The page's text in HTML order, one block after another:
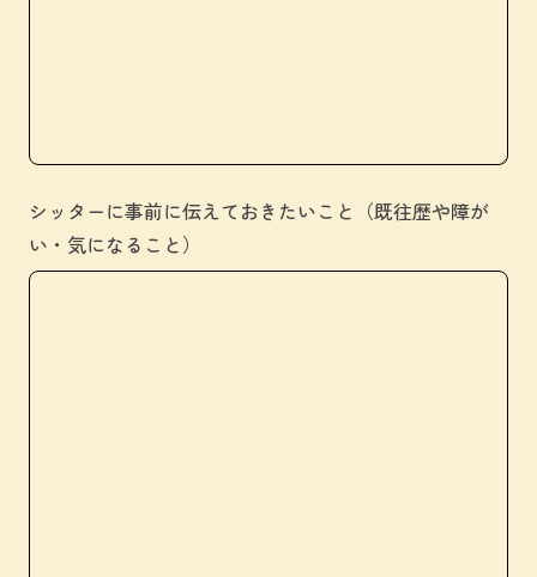
シッターに事前に伝えておきたいこと（既往歴や障が
い・気になること）